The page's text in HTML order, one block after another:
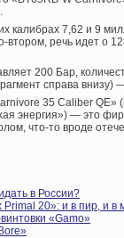
калибрах 7,62 и 9
втором, речь идет о
200 Бар,
справа внизу)
35 Caliber QE»
энергия») — это
что-то вроде
в России?
Primal 20»: и в пир, и в
«Gamo»